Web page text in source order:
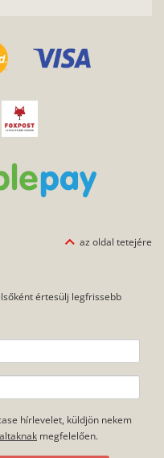
az oldal tetejére
értesülj legfrissebb
hírlevelet, küldjön nekem
megfelelően.